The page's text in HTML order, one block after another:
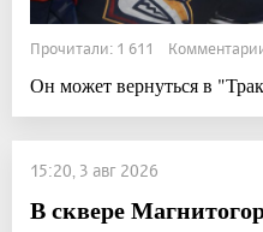
Прочитали: 1 611
Он может вернуться в
15:20, 3 авг 2026
В сквере